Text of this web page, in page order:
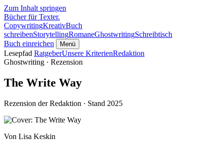
Zum Inhalt springen
Bücher für Texter.
CopywritingKreativBuch
schreibenStorytellingRomaneGhostwritingSchreibtisch
Buch einreichen
Menü
Lesepfad RatgeberUnsere KriterienRedaktion
Ghostwriting · Rezension
The Write Way
Rezension der Redaktion · Stand 2025
Von Lisa Keskin